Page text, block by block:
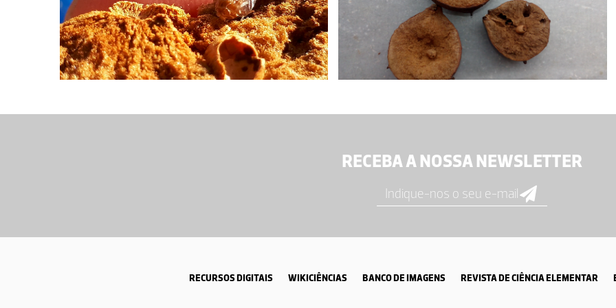
RECEBA A NOSSA NEWSLETTER
RECURSOS DIGITAIS WIKICIÊNCIAS BANCO DE IMAGENS REVISTA DE CIÊNCIA ELEMENTAR